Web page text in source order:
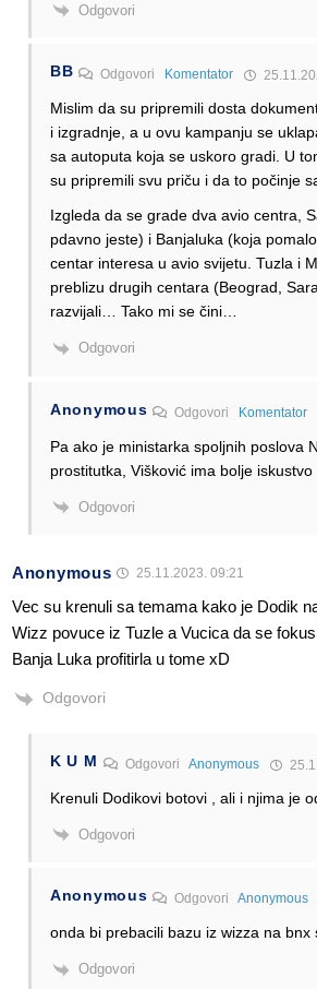
Odgovori
BB Odgovori Komentator
Mislim da su pripremili dosta
i izgradnje, a u ovu kampanju se
sa autoputa koja se uskoro gradi. U
su pripremili svu priču i da to počinje
Izgleda da se grade dva avio centra,
pdavno jeste) i Banjaluka (koja
centar interesa u avio svijetu. Tuzla i
preblizu drugih centara (Beograd,
razvijali… Tako mi se čini…
Odgovori
Anonymous Odgovori Komentator
Pa ako je ministarka spoljnih poslova
prostitutka, Višković ima bolje iskustvo
Odgovori
Anonymous 25.11.2023. 09:21
Vec su krenuli sa temama kako je Dodik
Wizz povuce iz Tuzle a Vucica da se
Banja Luka profitirla u tome xD
Odgovori
K U M Odgovori Anonymous
Krenuli Dodikovi botovi , ali i njima je
Odgovori
Anonymous OdgovoriAnonymous
onda bi prebacili bazu iz wizza na bnx
Odgovori